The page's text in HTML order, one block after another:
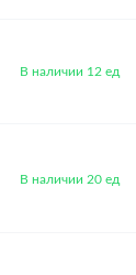
В наличии 12 ед
В наличии 20 ед